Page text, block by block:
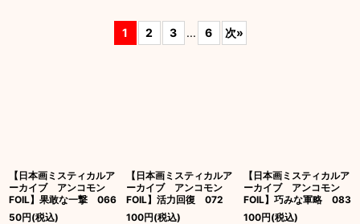
1 2 3 ... 6 次»
【日本画ミスティカルア
ーカイブ アンコモン
FOIL】果敢な一撃 066
50円(税込)
【日本画ミスティカルア
ーカイブ アンコモン
FOIL】活力回復 072
100円(税込)
【日本画ミスティカルア
ーカイブ アンコモン
FOIL】巧みな軍略 083
100円(税込)